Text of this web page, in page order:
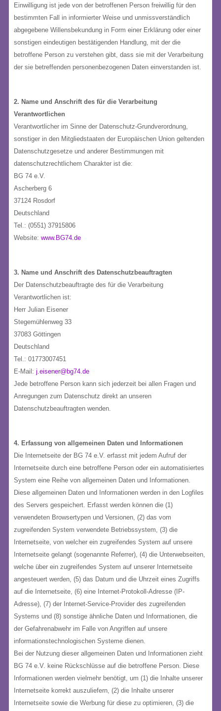
Einwilligung ist jede von der betroffenen Person freiwillig für den
bestimmten Fall in informierter Weise und unmissverständlich
abgegebene Willensbekundung in Form einer Erklärung oder einer
sonstigen eindeutigen bestätigenden Handlung, mit der die
betroffene Person zu verstehen gibt, dass sie mit der Verarbeitung
der sie betreffenden personenbezogenen Daten einverstanden ist.
2. Name und Anschrift des für die Verarbeitung
Verantwortlichen
Verantwortlicher im Sinne der Datenschutz-Grundverordnung,
sonstiger in den Mitgliedstaaten der Europäischen Union geltenden
Datenschutzgesetze und anderer Bestimmungen mit
datenschutzrechtlichem Charakter ist die:
BG 74 e.V.
Ascherberg 6
37124 Rosdorf
Deutschland
Tel.: (0551) 37915806
Website: www.BG74.de
3. Name und Anschrift des Datenschutzbeauftragten
Der Datenschutzbeauftragte des für die Verarbeitung
Verantwortlichen ist:
Herr Julian Eisener
Stegemühlenweg 33
37083 Göttingen
Deutschland
Tel.: 01773007451
E-Mail: j.eisener@bg74.de
Jede betroffene Person kann sich jederzeit bei allen Fragen und
Anregungen zum Datenschutz direkt an unseren
Datenschutzbeauftragten wenden.
4. Erfassung von allgemeinen Daten und Informationen
Die Internetseite der BG 74 e.V. erfasst mit jedem Aufruf der
Internetseite durch eine betroffene Person oder ein automatisiertes
System eine Reihe von allgemeinen Daten und Informationen.
Diese allgemeinen Daten und Informationen werden in den Logfiles
des Servers gespeichert. Erfasst werden können die (1)
verwendeten Browsertypen und Versionen, (2) das vom
zugreifenden System verwendete Betriebssystem, (3) die
Internetseite, von welcher ein zugreifendes System auf unsere
Internetseite gelangt (sogenannte Referrer), (4) die Unterwebseiten,
welche über ein zugreifendes System auf unserer Internetseite
angesteuert werden, (5) das Datum und die Uhrzeit eines Zugriffs
auf die Internetseite, (6) eine Internet-Protokoll-Adresse (IP-
Adresse), (7) der Internet-Service-Provider des zugreifenden
Systems und (8) sonstige ähnliche Daten und Informationen, die
der Gefahrenabwehr im Falle von Angriffen auf unsere
informationstechnologischen Systeme dienen.
Bei der Nutzung dieser allgemeinen Daten und Informationen zieht
BG 74 e.V. keine Rückschlüsse auf die betroffene Person. Diese
Informationen werden vielmehr benötigt, um (1) die Inhalte unserer
Internetseite korrekt auszuliefern, (2) die Inhalte unserer
Internetseite sowie die Werbung für diese zu optimieren, (3) die